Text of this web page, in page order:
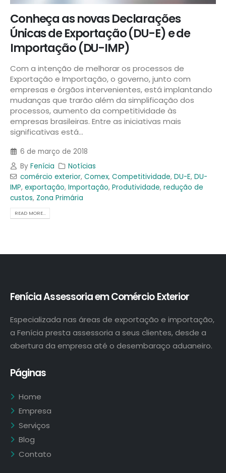
Conheça as novas Declarações
Únicas de Exportação (DU-E) e de
Importação (DU-IMP)
Com a intenção de melhorar os processos de
Exportação e Importação, o governo, junto com
empresas e órgãos intervenientes, está implantando
mudanças que trarão além da simplificação dos
processos, aumento da competitividade às
empresas brasileiras. Entre as iniciativas mais
significativas está...
6 de março de 2018
By Fenícia
Notícias
comércio exterior, Comex, Competitividade, DU-E, DU-
IMP, exportação, Importação, Produtividade, redução de
custos, Zona Primária
READ MORE...
Fenícia Assessoria em Comércio Exterior
Especializada nas áreas de exportação e importação,
a Fenícia presta assessoria a seus clientes, desde a
abertura da empresa até o desembaraço aduaneiro.
Páginas
Home
Empresa
Serviços
Blog
Contato